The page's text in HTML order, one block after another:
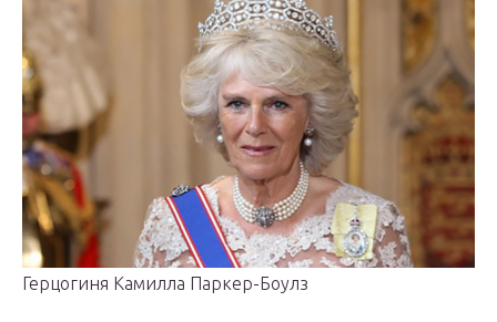
Герцогиня Камилла Паркер-Боулз